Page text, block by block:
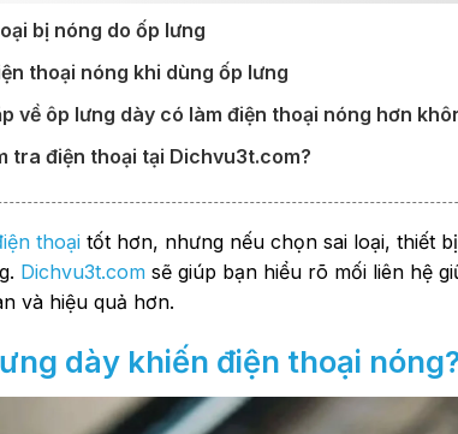
bị nóng do ốp lưng
thoại nóng khi dùng ốp lưng
về ôp lưng dày có làm điện thoại nóng hơn
tra điện thoại tại Dichvu3t.com?
thoại tốt hơn, nhưng nếu chọn sai loại, thiết
Dichvu3t.com sẽ giúp bạn hiểu rõ mối liên hệ
và hiệu quả hơn.
dày khiến điện thoại